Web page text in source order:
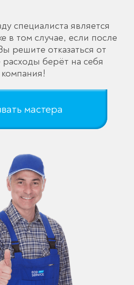
специалиста является
в том случае, если после
решите отказаться от
берёт на себя
компания!
мастера